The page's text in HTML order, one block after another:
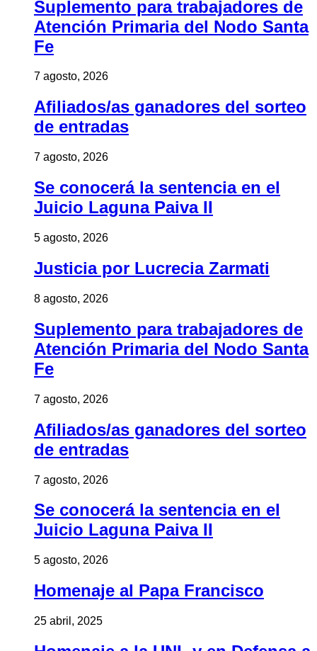
Suplemento para trabajadores de
Atención Primaria del Nodo Santa
Fe
7 agosto, 2026
Afiliados/as ganadores del sorteo
de entradas
7 agosto, 2026
Se conocerá la sentencia en el
Juicio Laguna Paiva II
5 agosto, 2026
Justicia por Lucrecia Zarmati
8 agosto, 2026
Suplemento para trabajadores de
Atención Primaria del Nodo Santa
Fe
7 agosto, 2026
Afiliados/as ganadores del sorteo
de entradas
7 agosto, 2026
Se conocerá la sentencia en el
Juicio Laguna Paiva II
5 agosto, 2026
Homenaje al Papa Francisco
25 abril, 2025